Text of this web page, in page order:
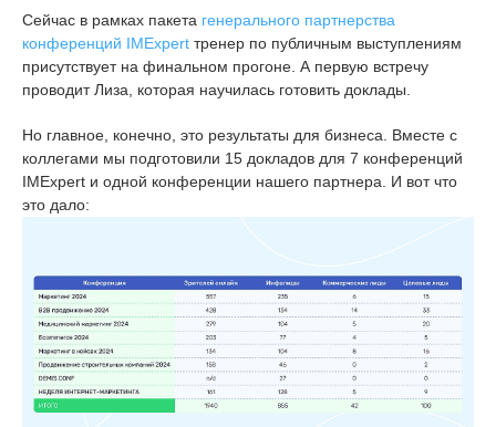
Сейчас в рамках пакета генерального партнерства
конференций IMExpert тренер по публичным выступлениям
присутствует на финальном прогоне. А первую встречу
проводит Лиза, которая научилась готовить доклады.
Но главное, конечно, это результаты для бизнеса. Вместе с
коллегами мы подготовили 15 докладов для 7 конференций
IMExpert и одной конференции нашего партнера. И вот что
это дало: